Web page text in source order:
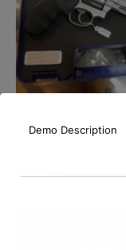
Smith & Wesson
Demo Description